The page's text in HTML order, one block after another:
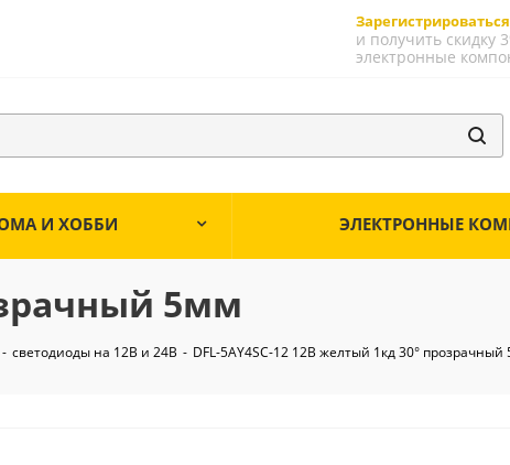
Зарегистрироваться
и получить скидку
электронные
И ХОББИ ЭЛЕКТРОННЫЕ
5мм
- светодиоды на 12В и 24В - DFL-5AY4SC-12 12В желтый 1кд 30° прозрачный